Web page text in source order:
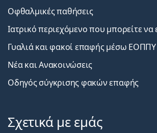
Οφθαλμικές παθήσεις
Ιατρικό περιεχόμενο που μπορείτε να
Γυαλιά και φακοί επαφής μέσω ΕΟΠΠΥ
Νέα και Ανακοινώσεις
Οδηγός σύγκρισης φακών επαφής
Σχετικά με εμάς